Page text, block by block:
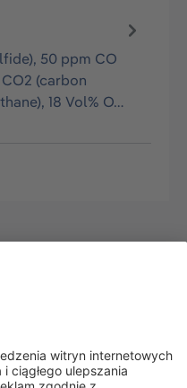
50 ppm CO
(carbon
18 Vol% O…